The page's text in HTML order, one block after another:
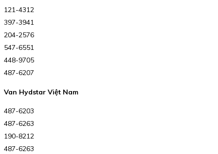
121-4312
397-3941
204-2576
547-6551
448-9705
487-6207
Van Hydstar Việt Nam
487-6203
487-6263
190-8212
487-6263